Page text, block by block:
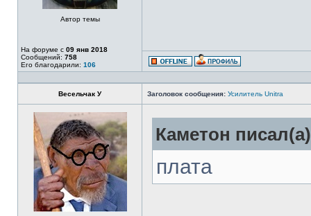
Автор темы
На форуме с 09 янв 2018
Сообщений: 758
Его благодарили: 106
Весельчак У Заголовок сообщения: Усилитель Unitra
Каметон
плата